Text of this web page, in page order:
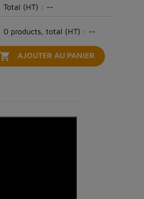
Total (HT) : --
0 products, total (HT) : --
 AJOUTER AU PANIER